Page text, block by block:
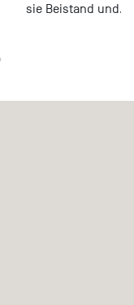
sie Beistand und…